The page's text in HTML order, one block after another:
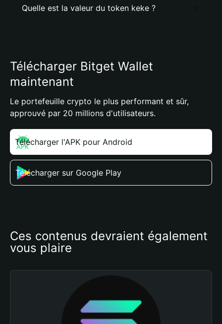
Quelle est la valeur du token keke ?
Télécharger Bitget Wallet
maintenant
Le portefeuille crypto le plus performant et sûr,
approuvé par 20 millions d'utilisateurs.
Télécharger l'APK pour Android
Télécharger sur Google Play
Ces contenus devraient également
vous plaire